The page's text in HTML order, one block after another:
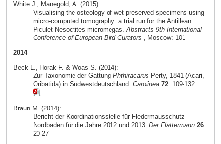
White J., Manegold, A. (2015):
Visualising the osteology of wet preserved specimens using
micro-computed tomography: a trial run for the Antillean
Piculet Nesoctites micromegas.Abstracts 9th International
Conference of European Bird Curators , Moscow: 101
2014
Beck L., Horak F. & Woas S. (2014):
Zur Taxonomie der Gattung Phthiracarus Perty, 1841 (Acari,
Oribatida) in Südwestdeutschland. Carolinea 72: 109-132
Braun M. (2014):
Bericht der Koordinationsstelle für Fledermausschutz
Nordbaden für die Jahre 2012 und 2013. Der Flattermann 26:
20-27